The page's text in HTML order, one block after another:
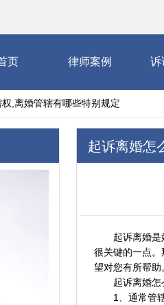
页 律师案例 诉
,离婚管辖有哪些特别规定
起诉离婚怎
起诉离婚
很关键的一点
望对您有所帮助
起诉离婚
1、通常管